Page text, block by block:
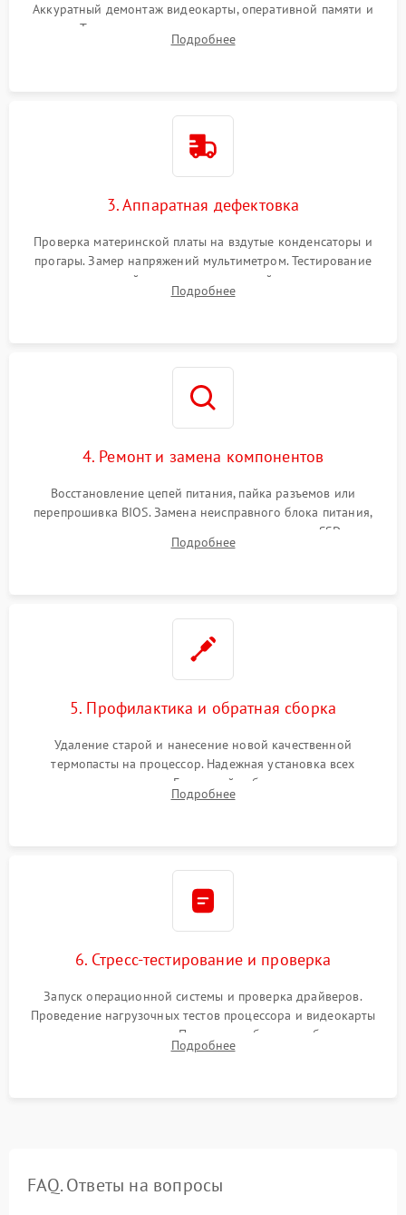
Аккуратный демонтаж видеокарты, оперативной памяти и
кулеров. Тщательная очистка корпуса и радиаторов от пыли
с помощью сжатого воздуха для предотвращения
Подробнее
3. Аппаратная дефектовка
Проверка материнской платы на вздутые конденсаторы и
прогары. Замер напряжений мультиметром. Тестирование
оперативной памяти и накопителей с помощью
диагностического ПО для выявления сбойных секторов и
Подробнее
4. Ремонт и замена компонентов
Восстановление цепей питания, пайка разъемов или
перепрошивка BIOS. Замена неисправного блока питания,
видеокарты, процессора или установка нового SSD для
восстановления и повышения скорости работы системы.
Подробнее
5. Профилактика и обратная сборка
Удаление старой и нанесение новой качественной
термопасты на процессор. Надежная установка всех
комплектующих в слоты. Грамотный кабель-менеджмент для
обеспечения правильной циркуляции воздуха внутри
Подробнее
6. Стресс-тестирование и проверка
Запуск операционной системы и проверка драйверов.
Проведение нагрузочных тестов процессора и видеокарты
для контроля температур. Проверка работоспособности всех
USB-портов, аудиовыходов и сетевого подключения.
Подробнее
FAQ. Ответы на вопросы